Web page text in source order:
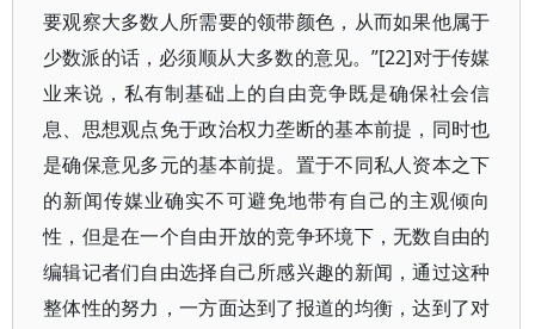
要观察大多数人所需要的领带颜色，从而如果他属于
少数派的话，必须顺从大多数的意见。”[22]对于传媒
业来说，私有制基础上的自由竞争既是确保社会信
息、思想观点免于政治权力垄断的基本前提，同时也
是确保意见多元的基本前提。置于不同私人资本之下
的新闻传媒业确实不可避免地带有自己的主观倾向
性，但是在一个自由开放的竞争环境下，无数自由的
编辑记者们自由选择自己所感兴趣的新闻，通过这种
整体性的努力，一方面达到了报道的均衡，达到了对